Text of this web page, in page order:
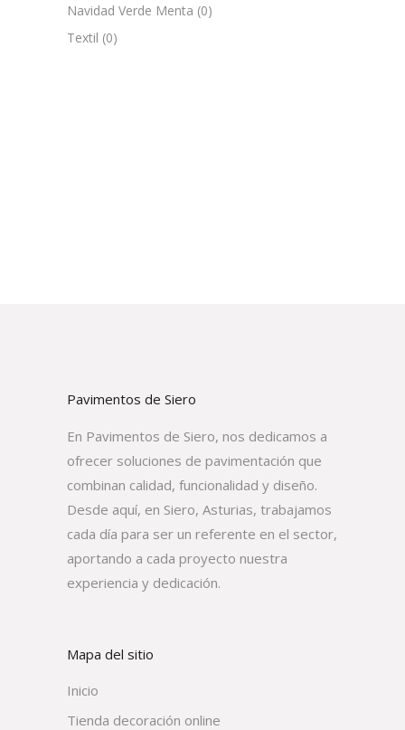
Navidad Verde Menta (0)
Textil (0)
Pavimentos de Siero
En Pavimentos de Siero, nos dedicamos a
ofrecer soluciones de pavimentación que
combinan calidad, funcionalidad y diseño.
Desde aquí, en Siero, Asturias, trabajamos
cada día para ser un referente en el sector,
aportando a cada proyecto nuestra
experiencia y dedicación.
Mapa del sitio
Inicio
Tienda decoración online